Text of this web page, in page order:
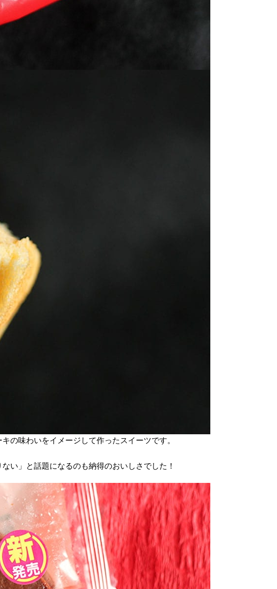
の味わいをイメージして作ったスイーツです。
い」と話題になるのも納得のおいしさでした！